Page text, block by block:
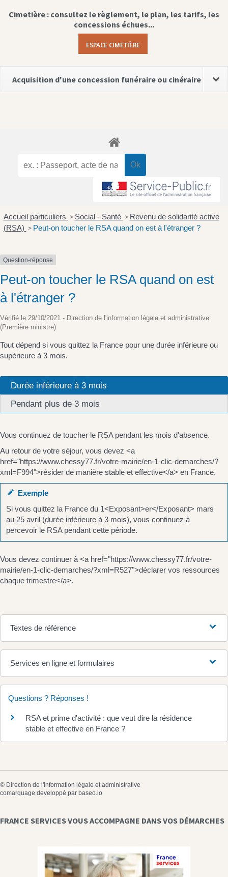
Cimetière : consultez le règlement, le plan, les tarifs, les
concessions échues...
ESPACE CIMETIÈRE
Acquisition d'une concession funéraire ou cinéraire
Accueil particuliers > Social - Santé > Revenu de solidarité active
(RSA) > Peut-on toucher le RSA quand on est à l'étranger ?
Question-réponse
Peut-on toucher le RSA quand on est
à l'étranger ?
Vérifié le 29/10/2021 - Direction de l'information légale et administrative
(Première ministre)
Tout dépend si vous quittez la France pour une durée inférieure ou
supérieure à 3 mois.
Durée inférieure à 3 mois
Pendant plus de 3 mois
Vous continuez de toucher le RSA pendant les mois d'absence.
Au retour de votre séjour, vous devez <a
href="https://www.chessy77.fr/votre-mairie/en-1-clic-demarches/?
xml=F994">résider de manière stable et effective</a> en France.
Exemple
Si vous quittez la France du 1<Exposant>er</Exposant> mars
au 25 avril (durée inférieure à 3 mois), vous continuez à
percevoir le RSA pendant cette période.
Vous devez continuer à <a href="https://www.chessy77.fr/votre-
mairie/en-1-clic-demarches/?xml=R527">déclarer vos ressources
chaque trimestre</a>.
Textes de référence
Services en ligne et formulaires
Questions ? Réponses !
RSA et prime d'activité : que veut dire la résidence
stable et effective en France ?
© Direction de l'information légale et administrative
comarquage developpé par baseo.io
FRANCE SERVICES VOUS ACCOMPAGNE DANS VOS DÉMARCHES